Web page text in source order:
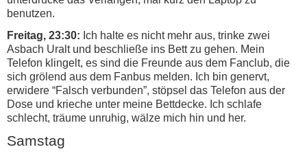
benutzen.
Freitag, 23:30: Ich halte es nicht mehr aus, trinke zwei
Asbach Uralt und beschließe ins Bett zu gehen. Mein
Telefon klingelt, es sind die Freunde aus dem Fanclub, die
sich grölend aus dem Fanbus melden. Ich bin genervt,
erwidere “Falsch verbunden”, stöpsel das Telefon aus der
Dose und krieche unter meine Bettdecke. Ich schlafe
schlecht, träume unruhig, wälze mich hin und her.
Samstag